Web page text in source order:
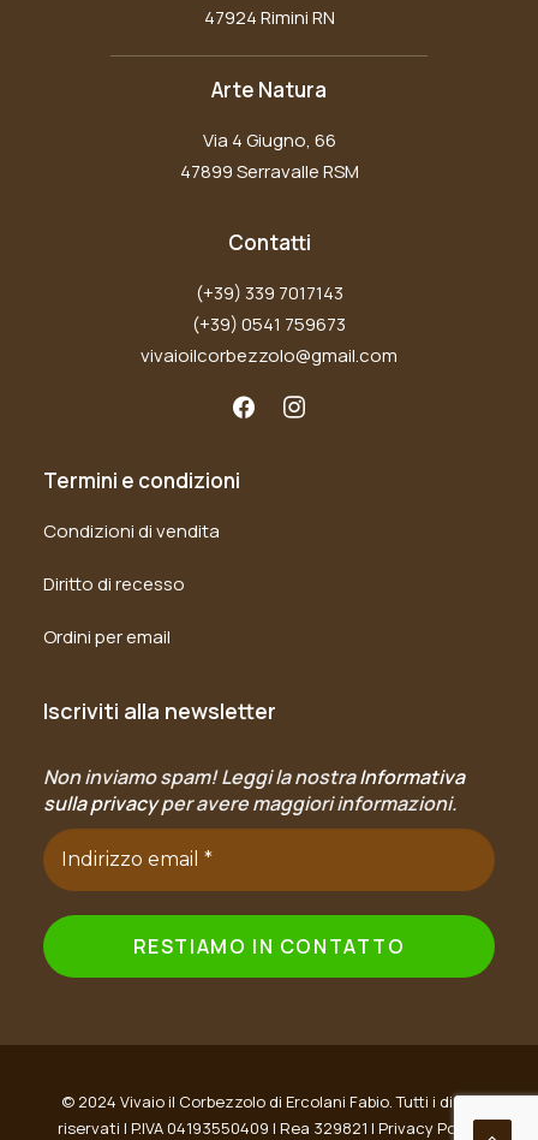
47924 Rimini RN
Arte Natura
Via 4 Giugno, 66
47899 Serravalle RSM
Contatti
(+39) 339 7017143
(+39) 0541 759673
vivaioilcorbezzolo@gmail.com
Termini e condizioni
Condizioni di vendita
Diritto di recesso
Ordini per email
Iscriviti alla newsletter
Non inviamo spam! Leggi la nostraInformativa
sulla privacyper avere maggiori informazioni.
© 2024 Vivaio il Corbezzolo di Ercolani Fabio. Tutti i diritti
riservati | P.IVA 04193550409 | Rea 329821 | Privacy Policy